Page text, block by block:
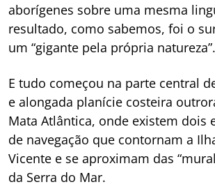
aborígenes sobre uma mesma
resultado, como sabemos, foi o
um “gigante pela própria natureza”.
E tudo começou na parte central
e alongada planície costeira
Mata Atlântica, onde existem dois
de navegação que contornam a
Vicente e se aproximam das
da Serra do Mar.